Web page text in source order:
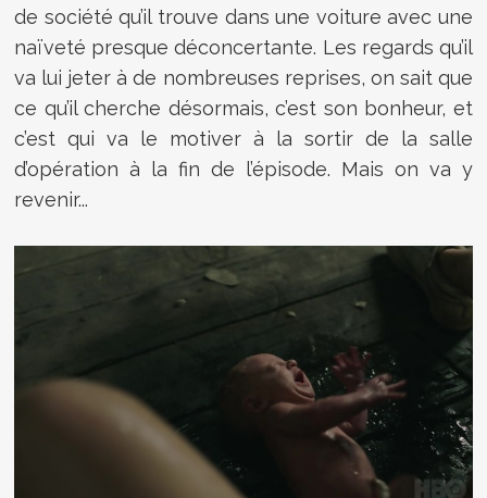
de société qu’il trouve dans une voiture avec une
naïveté presque déconcertante. Les regards qu’il
va lui jeter à de nombreuses reprises, on sait que
ce qu’il cherche désormais, c’est son bonheur, et
c’est qui va le motiver à la sortir de la salle
d’opération à la fin de l’épisode. Mais on va y
revenir...